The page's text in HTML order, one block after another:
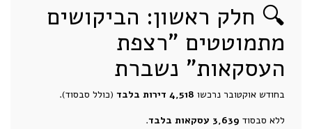
🔍 חלק ראשון: הביקושים
מתמוטטים "רצפת
העסקאות" נשברת
בחודש אוקטובר נרכשו 4,518 דירות בלבד
(כולל סבסוד).
ללא סבסוד 3,639 עסקאות בלבד
.